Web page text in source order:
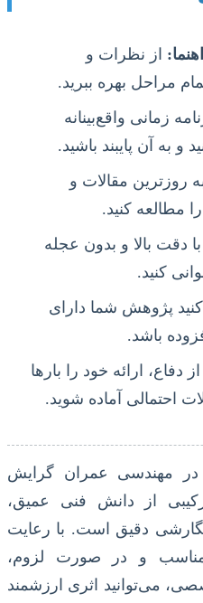
از نظرات و
مراحل بهره ببرید.
زمانی واقع‌بینانه
و به آن پایبند باشید.
روزترین مقالات و
مطالعه کنید.
دقت بالا و بدون عجله
کنید.
پژوهش شما دارای
باشد.
دفاع، ارائه خود را بارها
احتمالی آماده شوید.
در مهندسی عمران گرایش
از دانش فنی عمیق،
دقیق است. با رعایت
مناسب و در صورت لزوم،
می‌توانید اثری ارزشمند